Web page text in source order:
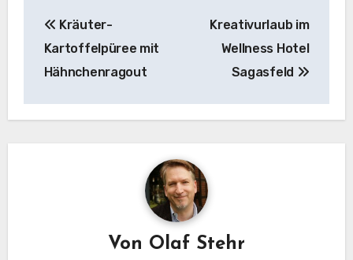
Kräuter-
Kartoffelpüree mit
Hähnchenragout
Kreativurlaub im
Wellness Hotel
Sagasfeld
Von Olaf Stehr